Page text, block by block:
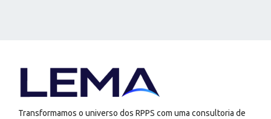
Transformamos o universo dos RPPS com uma consultoria de